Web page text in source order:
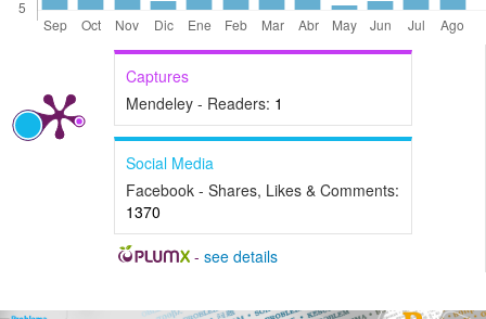
Captures
Mendeley - Readers: 1
Social Media
Facebook - Shares, Likes & Comments:
1370
- see details